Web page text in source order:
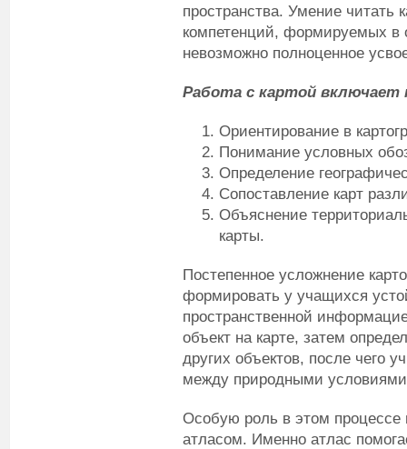
пространства. Умение читать
компетенций, формируемых в
невозможно полноценное
Работа с картой включает
Ориентирование в
Понимание условных
Определение
Сопоставление карт
Объяснение
карты.
Постепенное усложнение
формировать у учащихся
пространственной
объект на карте, затем
других объектов, после чего
между природными
Особую роль в этом процессе
атласом. Именно атлас